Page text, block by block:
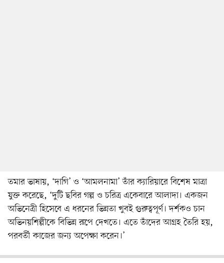
তমার ভাষায়, ‘দাগি’ ও ‘আমলনামা’ তাঁর ক্যারিয়ারে বিশেষ মাত্রা
যুক্ত করেছে, ‘দুটি ছবির গল্প ও চরিত্র একেবারে আলাদা। একজন
অভিনেত্রী হিসেবে এ ধরনের ভিন্নতা খুবই গুরুত্বপূর্ণ। দর্শকও চান
অভিনয়শিল্পীকে বিভিন্ন রূপে দেখতে। এতে তাঁদের আগ্রহ তৈরি হয়,
পরবর্তী কাজের জন্য অপেক্ষা করেন।’